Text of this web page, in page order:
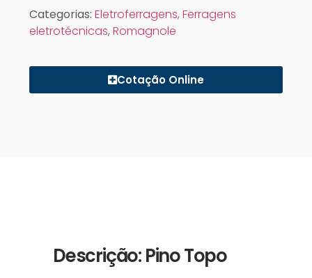
Categorias: Eletroferragens, Ferragens
eletrotécnicas, Romagnole
Cotação Online
Descrição: Pino Topo